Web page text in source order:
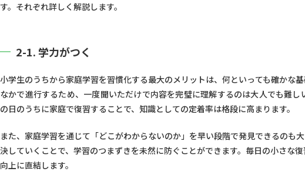
5-2. 中学年
7. 保護者にできるサポート方法
7-1. 低学年の場合
7-2. 中学年の場合
7-3. 高学年の場合
す。それぞれ詳しく解説します。
2-1. 学力がつく
小学生のうちから家庭学習を習慣化する最大のメリットは、何といっても確かな
なかで進行するため、一度聞いただけで内容を完璧に理解するのは大人でも難
の日のうちに家庭で復習することで、知識としての定着率は格段に高まります。
また、家庭学習を通じて「どこがわからないのか」を早い段階で発見できるのも
決していくことで、学習のつまずきを未然に防ぐことができます。毎日の小さな
向上に直結します。